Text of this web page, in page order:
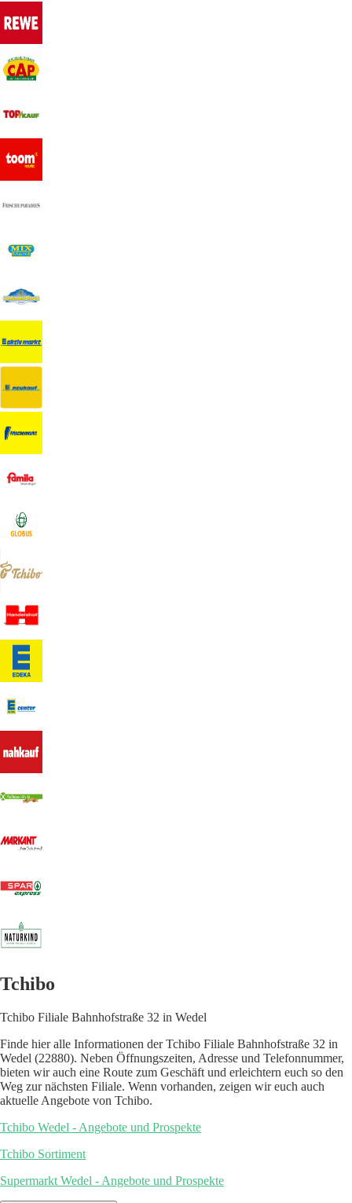
Tchibo
Tchibo Filiale Bahnhofstraße 32 in Wedel
Finde hier alle Informationen der Tchibo Filiale Bahnhofstraße 32 in
Wedel (22880). Neben Öffnungszeiten, Adresse und Telefonnummer,
bieten wir auch eine Route zum Geschäft und erleichtern euch so den
Weg zur nächsten Filiale. Wenn vorhanden, zeigen wir euch auch
aktuelle Angebote von Tchibo.
Tchibo Wedel - Angebote und Prospekte
Tchibo Sortiment
Supermarkt Wedel - Angebote und Prospekte